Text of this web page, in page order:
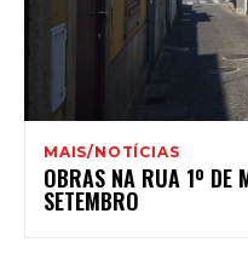
MAIS/NOTÍCIAS
OBRAS NA RUA 1º DE
SETEMBRO